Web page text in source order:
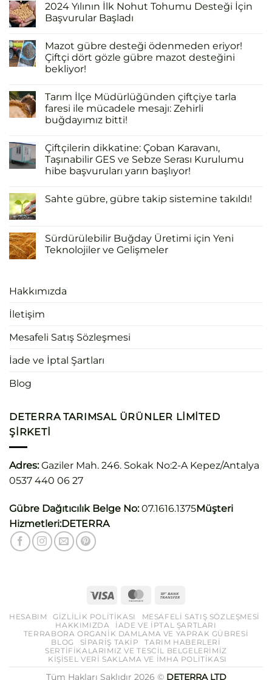
2024 Yılının İlk Nohut Tohumu Desteği İçin
Başvurular Başladı
Mazot gübre desteği ödenmeden eriyor!
Çiftçi dört gözle gübre mazot desteğini
bekliyor!
Tarım İlçe Müdürlüğünden çiftçiye tarla
faresi ile mücadele mesajı: Zehirli
buğdayımız bitti!
Çiftçilerin dikkatine: Çoban Karavanı,
Taşınabilir GES ve Sebze Serası Kurulumu
hibe başvuruları yarın başlıyor!
Sahte gübre, gübre takip sistemine takıldı!
Sürdürülebilir Buğday Üretimi için Yeni
Teknolojiler ve Gelişmeler
Hakkımızda
İletişim
Mesafeli Satış Sözleşmesi
İade ve İptal Şartları
Blog
DETERRA TARIMSAL ÜRÜNLER LIMITED
ŞIRKETI
Adres:Gaziler Mah. 246. Sokak No:2-A Kepez/Antalya
0537 440 06 27
Gübre Dağıtıcılık Belge No:07.1616.1375Müşteri
Hizmetleri:DETERRA
HESABIM GIZLILIK POLITIKASI
MESAFELI SATIŞ SÖZLEŞMESI
HAKKIMIZDA
İADE VE İPTAL ŞARTLARI
TERRABORA ORGANIK DAMLAMA VE YAPRAK GÜBRESI
BLOG
SIPARIŞ TAKIP
TARIM HABERLERI
SERTIFIKALARIMIZ VE TESCIL BELGELERIMIZ
KİŞİSEL VERİ SAKLAMA VE İMHA POLİTİKASI
Tüm Hakları Saklıdır 2026 © DETERRA LTD